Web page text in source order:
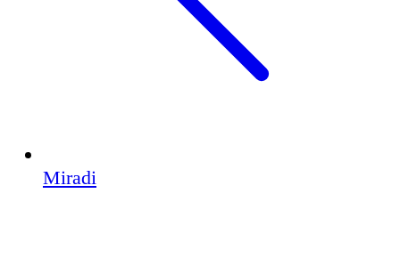
Miradi